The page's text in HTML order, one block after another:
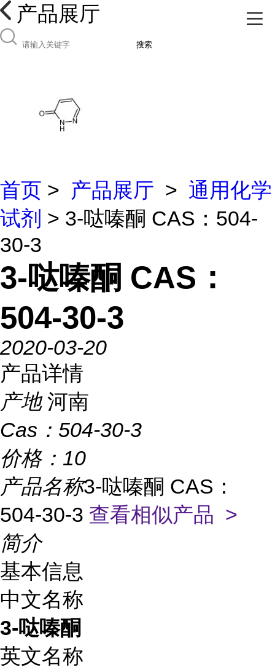
产品展厅
搜索
首页 > 产品展厅 > 通用化学
试剂 > 3-哒嗪酮 CAS：504-
30-3
3-哒嗪酮 CAS：
504-30-3
2020-03-20
产品详情
产地 河南
Cas： 504-30-3
价格： 10
产品名称3-哒嗪酮 CAS：
504-30-3 查看相似产品 >
简介
基本信息
中文名称
3-哒嗪酮
英文名称